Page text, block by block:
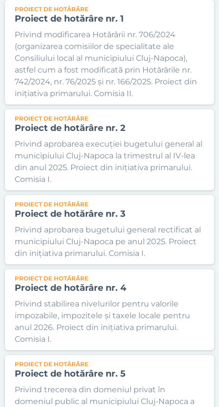
PROIECT DE HOTĂRÂRE
Proiect de hotărâre nr. 1
Privind modificarea Hotărârii nr. 706/2024
(organizarea comisiilor de specialitate ale
Consiliului local al municipiului Cluj-Napoca),
astfel cum a fost modificată prin Hotărârile nr.
742/2024, nr. 76/2025 și nr. 166/2025. Proiect din
inițiativa primarului. Comisia II.
PROIECT DE HOTĂRÂRE
Proiect de hotărâre nr. 2
Privind aprobarea execuției bugetului general al
municipiului Cluj-Napoca la trimestrul al IV-lea
din anul 2025. Proiect din inițiativa primarului.
Comisia I.
PROIECT DE HOTĂRÂRE
Proiect de hotărâre nr. 3
Privind aprobarea bugetului general rectificat al
municipiului Cluj-Napoca pe anul 2025. Proiect
din inițiativa primarului. Comisia I.
PROIECT DE HOTĂRÂRE
Proiect de hotărâre nr. 4
Privind stabilirea nivelurilor pentru valorile
impozabile, impozitele și taxele locale pentru
anul 2026. Proiect din inițiativa primarului.
Comisia I.
PROIECT DE HOTĂRÂRE
Proiect de hotărâre nr. 5
Privind trecerea din domeniul privat în
domeniul public al municipiului Cluj-Napoca a